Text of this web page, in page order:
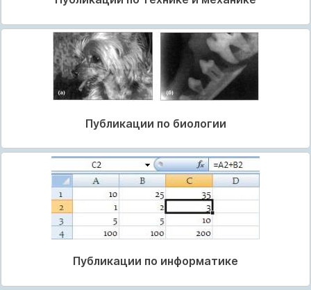
Публикации по биологии
Публикации по информатике